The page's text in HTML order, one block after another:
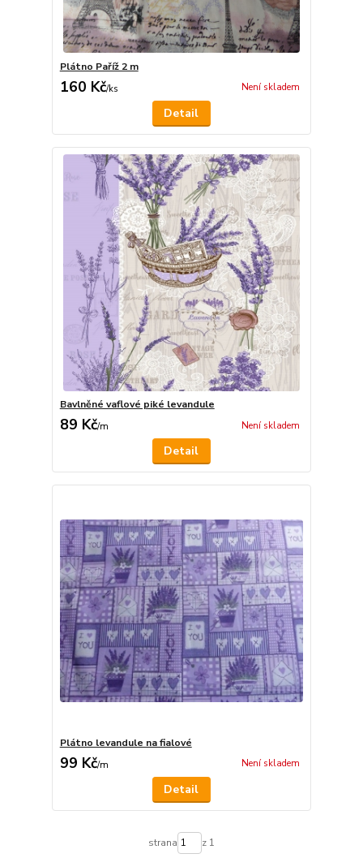
Plátno Paříž 2 m
160 Kč/ks Není skladem
Detail
Bavlněné vaflové piké levandule
89 Kč/m Není skladem
Detail
Plátno levandule na fialové
99 Kč/m Není skladem
Detail
strana z 1